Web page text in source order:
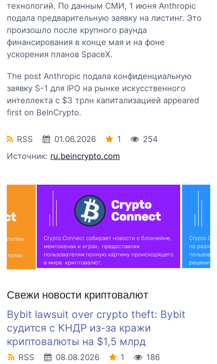
технологий. По данным СМИ, 1 июня Anthropic
подала предварительную заявку на листинг. Это
произошло после крупного раунда
финансирования в конце мая и на фоне
ускорения планов SpaceX.
The post Anthropic подала конфиденциальную
заявку S-1 для IPO на рынке искусственного
интеллекта с $3 трлн капитализацией appeared
first on BeInCrypto.
RSS 01.06.2026 1
254
Источник: ru.beincrypto.com
Свежи новости криптовалют
Bybit lawsuit over crypto theft: Bybit
судится с КНДР из-за кражи
криптовалюты на $1,5 млрд
RSS 08.08.2026 1
186